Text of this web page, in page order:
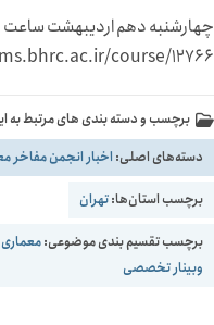
course/12766
برچسب و دسته بندی های مرتبط به
دسته‌های اصلی: اخبار انجمن مفاخر
برچسب استان‌ها:تهران
برچسب تقسیم بندی موضوعی:
وبینار تخصصی